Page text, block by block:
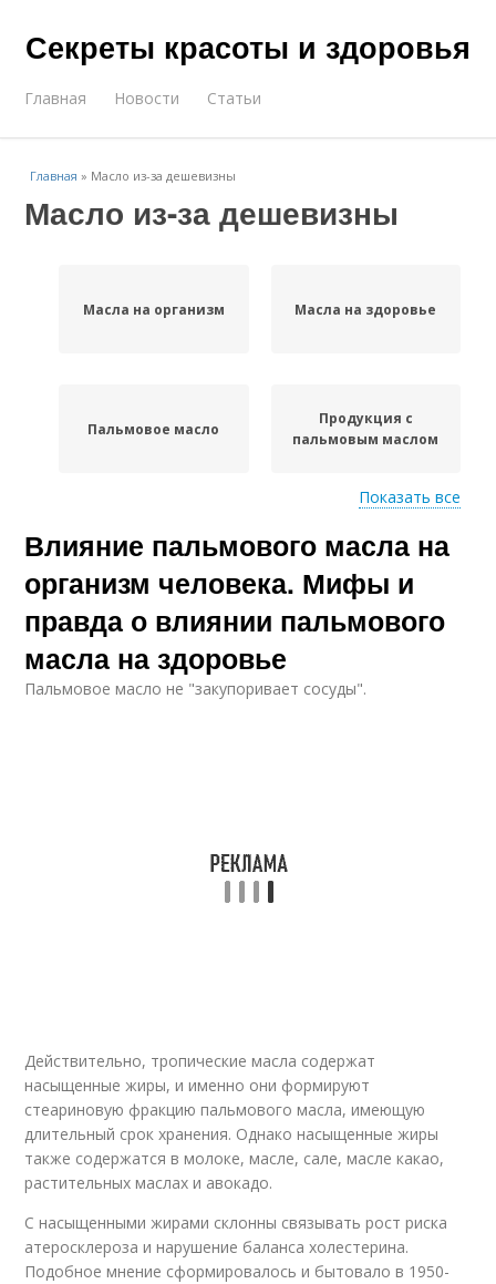
Секреты красоты и здоровья
Главная Новости Статьи
Главная » Масло из-за дешевизны
Масло из-за дешевизны
Масла на организм Масла на здоровье
Пальмовое масло
Продукция с
пальмовым маслом
Масло в развитых
странах
Показать все
Влияние пальмового масла на
организм человека. Мифы и
правда о влиянии пальмового
масла на здоровье
Пальмовое масло не "закупоривает сосуды".
Действительно, тропические масла содержат
насыщенные жиры, и именно они формируют
стеариновую фракцию пальмового масла, имеющую
длительный срок хранения. Однако насыщенные жиры
также содержатся в молоке, масле, сале, масле какао,
растительных маслах и авокадо.
С насыщенными жирами склонны связывать рост риска
атеросклероза и нарушение баланса холестерина.
Подобное мнение сформировалось и бытовало в 1950-